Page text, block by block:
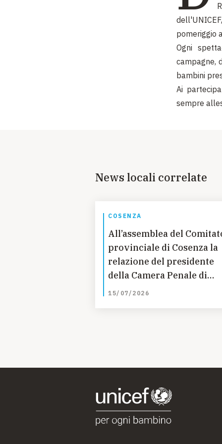
pomeriggio
Ogni
campagne,
bambini
Ai
sempre
News locali correlate
COSENZA
All’assemblea del
provinciale di Cosenza la
relazione del presidente
della Camera Penale di
Cosenza Roberto Le Pera
15/07/2026